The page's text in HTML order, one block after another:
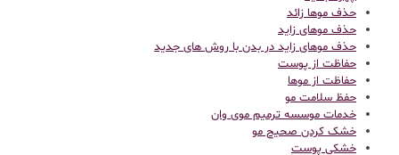
حذف موها زائد
حذف موهای زاید
حذف موهای زاید در بدن با روش های جدید
حفاظت از پوست
حفاظت از موها
حفظ سلامت مو
خدمات موسسه ترمیم موی وان
خشک کردن صحیح مو
خشکی پوست